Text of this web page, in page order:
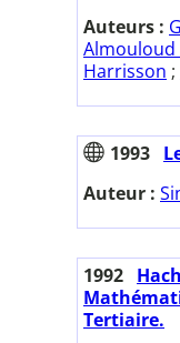
Auteurs :
Almouloud
Harrisson ;
1993
Auteur :
1992
Tertiaire.